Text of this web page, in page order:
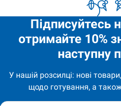
Підписуйтесь
отримайте 10%
наступну
У нашій розсилці: нові
щодо готування, а